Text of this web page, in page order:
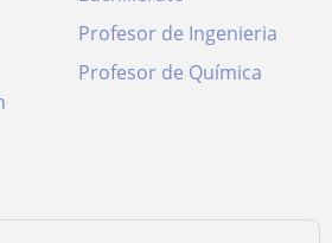
Profesor de Ingenieria
Profesor de Química